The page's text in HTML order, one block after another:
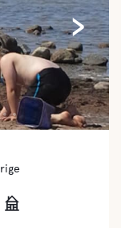
›